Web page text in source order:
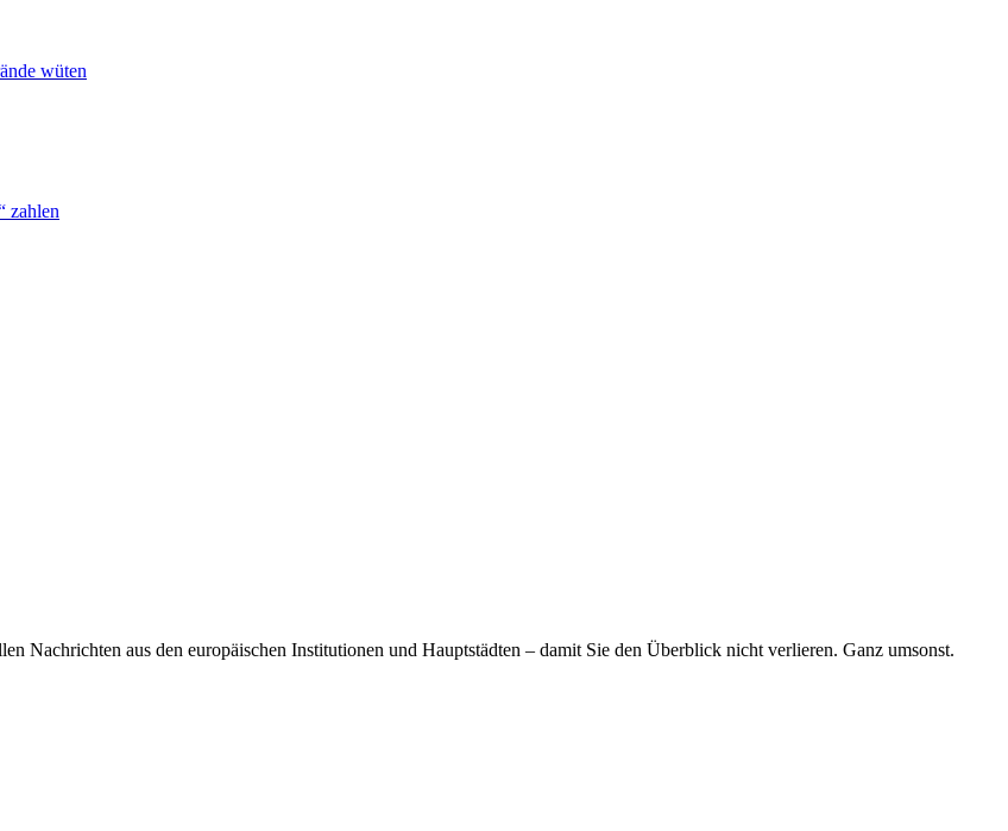
wüten
zahlen
Nachrichten aus den europäischen Institutionen und Hauptstädten – damit Sie den Überblick nicht verlieren. Ganz umsonst.